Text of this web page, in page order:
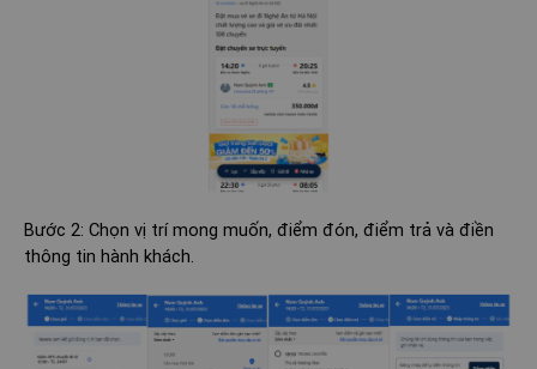
Bước 2: Chọn vị trí mong muốn, điểm đón, điểm trả và điền
thông tin hành khách.